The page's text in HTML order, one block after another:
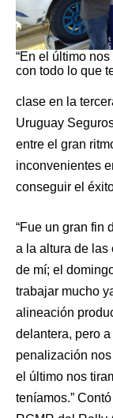
“En el último
con todo lo que
clase en la
Uruguay
entre el gran
inconvenientes
conseguir el
“Fue un gran fin
a la altura de las
de mí; el
trabajar mucho
alineación
delantera, pero
penalización
el último nos
teníamos.”